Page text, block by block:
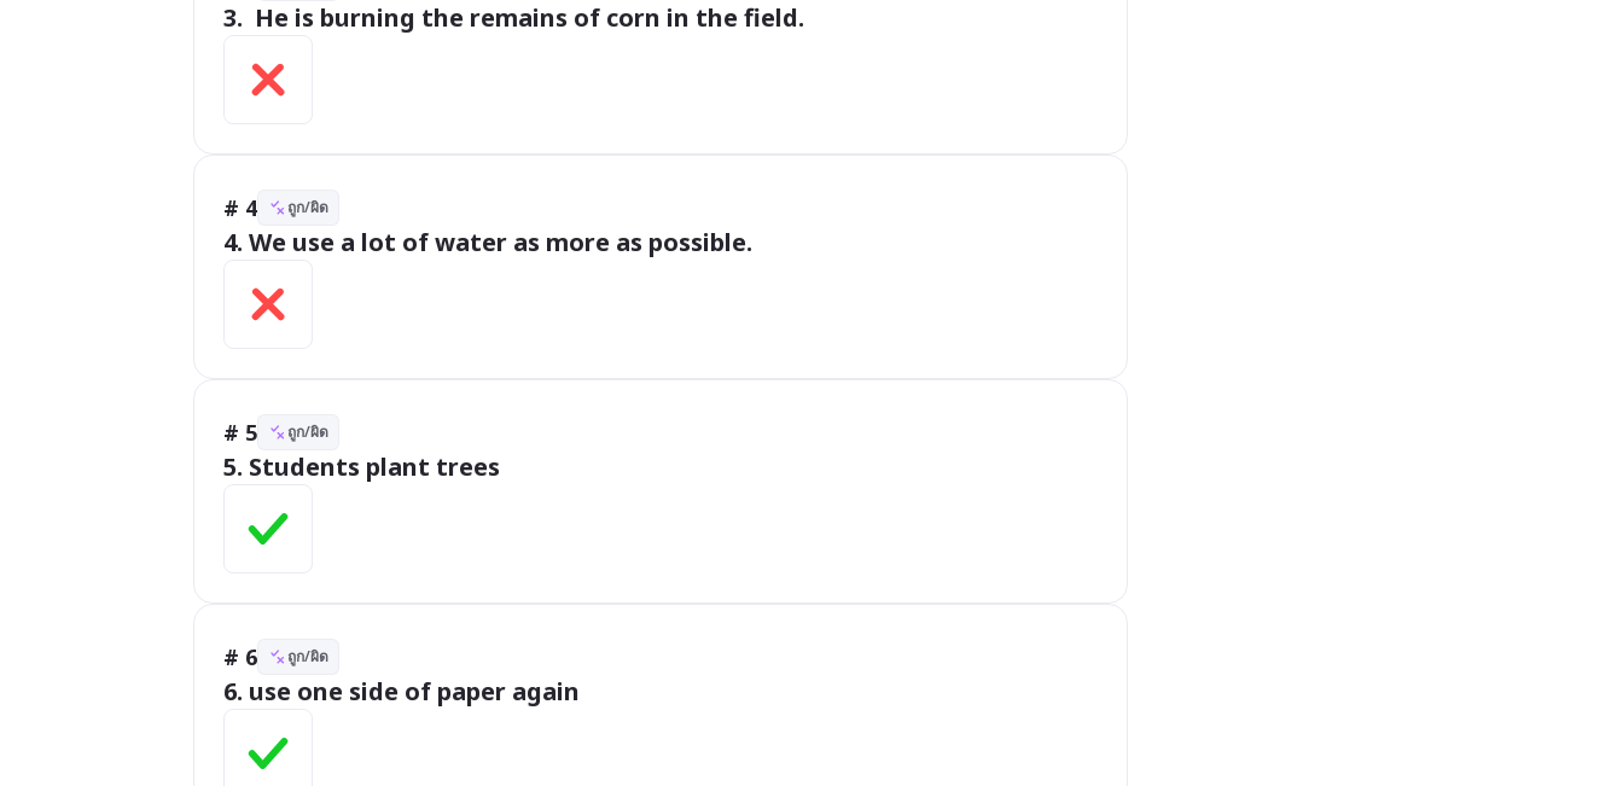
3.  He is burning the remains of corn in the field.
# 4 ถูก/ผิด
4. We use a lot of water as more as possible.
# 5 ถูก/ผิด
5. Students plant trees
# 6 ถูก/ผิด
6. use one side of paper again